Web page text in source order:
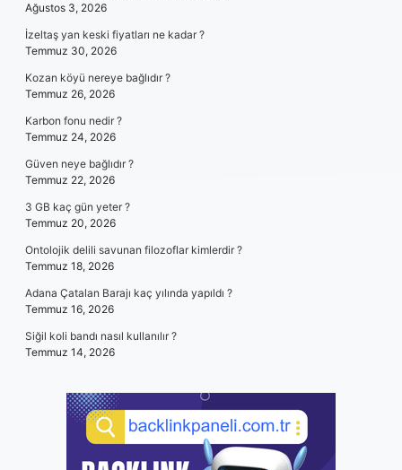
Ağustos 3, 2026
İzeltaş yan keski fiyatları ne kadar ?
Temmuz 30, 2026
Kozan köyü nereye bağlıdır ?
Temmuz 26, 2026
Karbon fonu nedir ?
Temmuz 24, 2026
Güven neye bağlıdır ?
Temmuz 22, 2026
3 GB kaç gün yeter ?
Temmuz 20, 2026
Ontolojik delili savunan filozoflar kimlerdir ?
Temmuz 18, 2026
Adana Çatalan Barajı kaç yılında yapıldı ?
Temmuz 16, 2026
Siğil koli bandı nasıl kullanılır ?
Temmuz 14, 2026